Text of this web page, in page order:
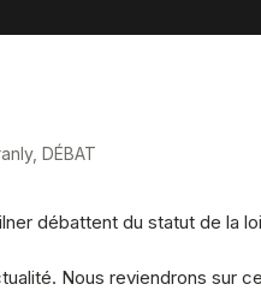
DÉBAT
débattent du statut de la
Nous reviendrons